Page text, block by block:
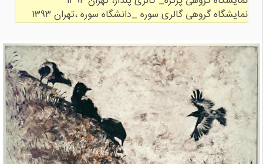
نمایشگاه گروهی گالری سوره _دانشگاه سوره ،تهران ۱۳۹۳